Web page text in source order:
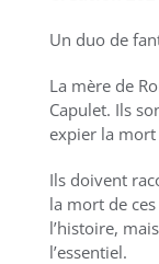
Un duo de
La mère de
Capulet. Ils
expier la
Ils doivent
la mort de
l’histoire,
l’essentiel.